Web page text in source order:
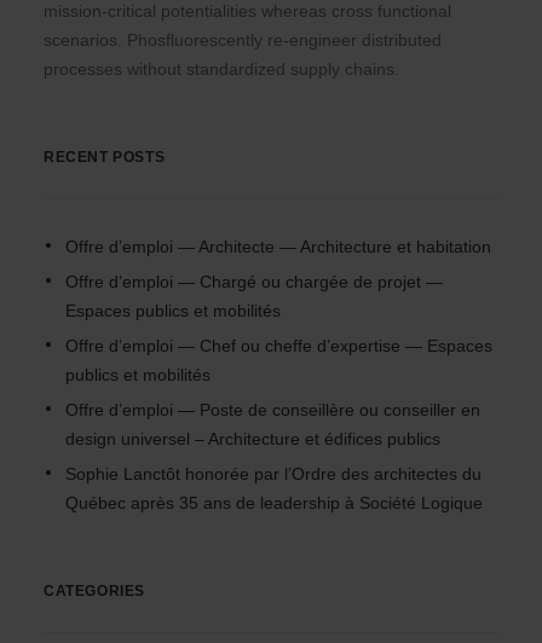
mission-critical potentialities whereas cross functional
scenarios. Phosfluorescently re-engineer distributed
processes without standardized supply chains.
RECENT POSTS
Offre d’emploi — Architecte — Architecture et habitation
Offre d’emploi — Chargé ou chargée de projet —
Espaces publics et mobilités
Offre d’emploi — Chef ou cheffe d’expertise — Espaces
publics et mobilités
Offre d’emploi — Poste de conseillère ou conseiller en
design universel – Architecture et édifices publics
Sophie Lanctôt honorée par l’Ordre des architectes du
Québec après 35 ans de leadership à Société Logique
CATEGORIES